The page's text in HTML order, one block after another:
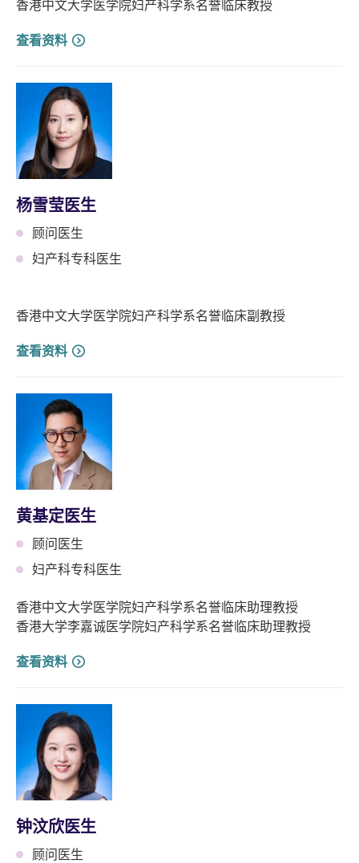
香港中文大学医学院妇产科学系名誉临床教授
查看资料
杨雪莹医生
顾问医生
妇产科专科医生
香港中文大学医学院妇产科学系名誉临床副教授
查看资料
黄基定医生
顾问医生
妇产科专科医生
香港中文大学医学院妇产科学系名誉临床助理教授
香港大学李嘉诚医学院妇产科学系名誉临床助理教授
查看资料
钟汶欣医生
顾问医生